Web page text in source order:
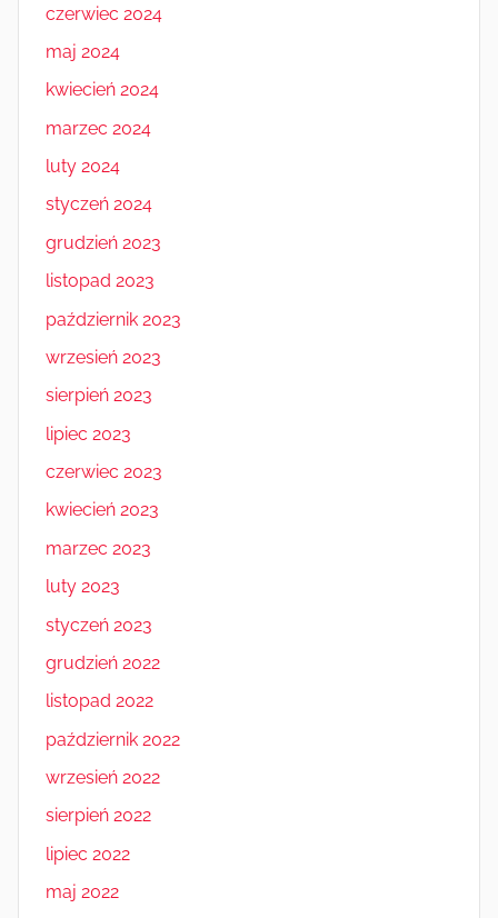
czerwiec 2024
maj 2024
kwiecień 2024
marzec 2024
luty 2024
styczeń 2024
grudzień 2023
listopad 2023
październik 2023
wrzesień 2023
sierpień 2023
lipiec 2023
czerwiec 2023
kwiecień 2023
marzec 2023
luty 2023
styczeń 2023
grudzień 2022
listopad 2022
październik 2022
wrzesień 2022
sierpień 2022
lipiec 2022
maj 2022